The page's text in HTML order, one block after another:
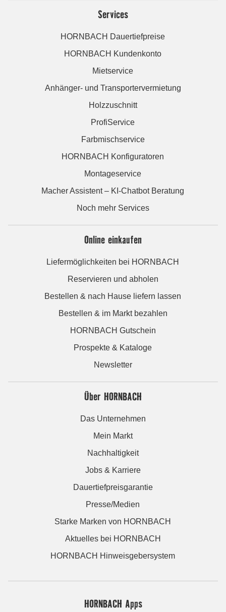
Services
HORNBACH Dauertiefpreise
HORNBACH Kundenkonto
Mietservice
Anhänger- und Transportervermietung
Holzzuschnitt
ProfiService
Farbmischservice
HORNBACH Konfiguratoren
Montageservice
Macher Assistent – KI-Chatbot Beratung
Noch mehr Services
Online einkaufen
Liefermöglichkeiten bei HORNBACH
Reservieren und abholen
Bestellen & nach Hause liefern lassen
Bestellen & im Markt bezahlen
HORNBACH Gutschein
Prospekte & Kataloge
Newsletter
Über HORNBACH
Das Unternehmen
Mein Markt
Nachhaltigkeit
Jobs & Karriere
Dauertiefpreisgarantie
Presse/Medien
Starke Marken von HORNBACH
Aktuelles bei HORNBACH
HORNBACH Hinweisgebersystem
HORNBACH Apps